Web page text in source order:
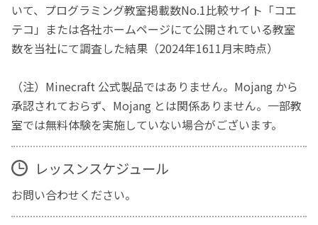
いて、プログラミング教室掲載数No.1比較サイト「コエ
テコ」または各社ホームページにて公開されている教室
数を当社にて調査した結果（2024年1611月末時点）
（注）Minecraft 公式製品ではありません。Mojang から
承認されておらず、Mojang とは関係ありません。一部教
室では無料体験を実施していない場合がございます。
レッスンスケジュール
お問い合わせください。